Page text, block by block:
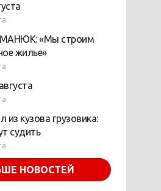
«Мы строим
жилье»
кузова грузовика:
судить
НОВОСТЕЙ